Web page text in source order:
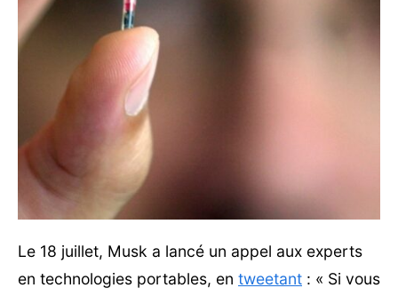
Le 18 juillet, Musk a lancé un appel aux experts
en technologies portables, en tweetant : « Si vous